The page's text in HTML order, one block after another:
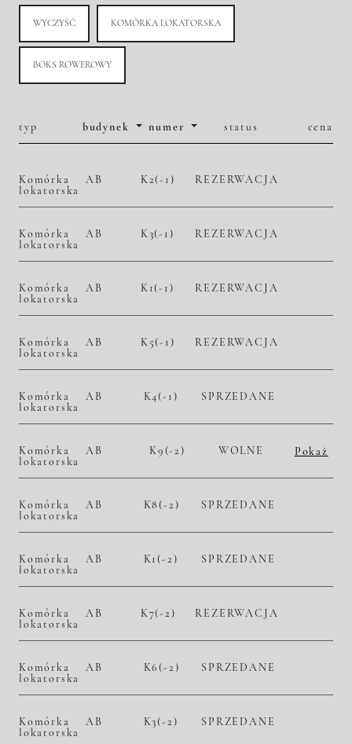
WYCZYŚĆ KOMÓRKA LOKATORSKA
BOKS ROWEROWY
typ budynek numer status cena
Komórka
lokatorska
AB K2(-1) REZERWACJA
Komórka
lokatorska
AB K3(-1) REZERWACJA
Komórka
lokatorska
AB K1(-1) REZERWACJA
Komórka
lokatorska
AB K5(-1) REZERWACJA
Komórka
lokatorska
AB K4(-1) SPRZEDANE
Komórka
lokatorska
AB K9(-2) WOLNE
Pokaż
Komórka
lokatorska
AB K8(-2) SPRZEDANE
Komórka
lokatorska
AB K1(-2) SPRZEDANE
Komórka
lokatorska
AB K7(-2) REZERWACJA
Komórka
lokatorska
AB K6(-2) SPRZEDANE
Komórka
lokatorska
AB K3(-2) SPRZEDANE